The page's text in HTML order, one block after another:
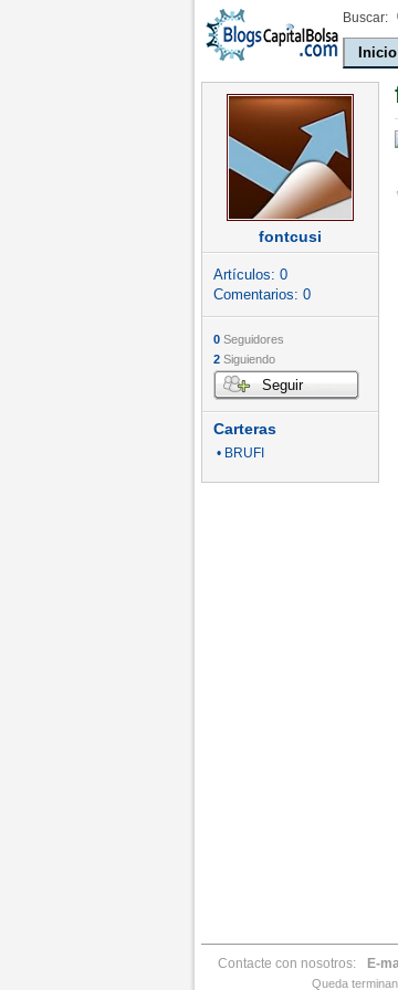
Buscar:
Inicio
fontcusi
Artículos: 0
Comentarios: 0
0 Seguidores
2 Siguiendo
Seguir
Carteras
• BRUFI
Contacte con nosotros: E-
Queda